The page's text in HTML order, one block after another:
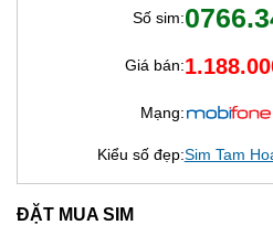
Số sim:
Giá bán:
Mạng:
Kiểu số đẹp:Sim Tam
ĐẶT MUA SIM